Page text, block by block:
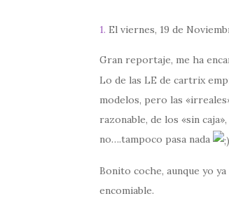
1. El viernes, 19 de
Gran reportaje, me ha
Lo de las LE de cartrix
modelos, pero las
razonable, de los «sin
no….tampoco pasa nada
Bonito coche, aunque yo
encomiable.